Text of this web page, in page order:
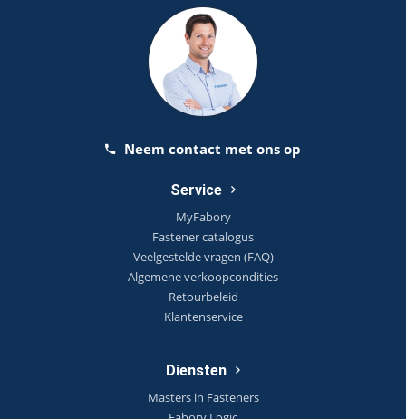
Neem contact met ons op
Service
MyFabory
Fastener catalogus
Veelgestelde vragen (FAQ)
Algemene verkoopcondities
Retourbeleid
Klantenservice
Diensten
Masters in Fasteners